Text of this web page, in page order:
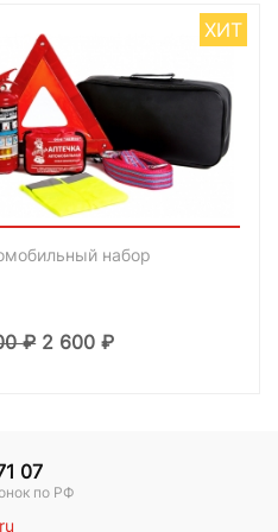
ХИТ
набор
₽ 2 600₽
07
по РФ